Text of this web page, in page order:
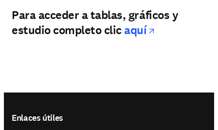
Para acceder a tablas, gráficos y
estudio completo clicaquí
Enlaces útiles